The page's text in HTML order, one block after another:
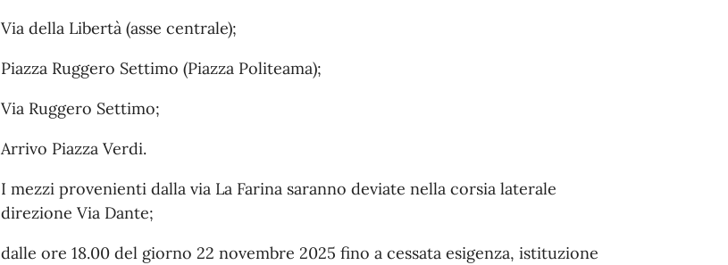
Via della Libertà (asse centrale);
Piazza Ruggero Settimo (Piazza Politeama);
Via Ruggero Settimo;
Arrivo Piazza Verdi.
I mezzi provenienti dalla via La Farina saranno deviate nella corsia laterale
direzione Via Dante;
dalle ore 18.00 del giorno 22 novembre 2025 fino a cessata esigenza, istituzione